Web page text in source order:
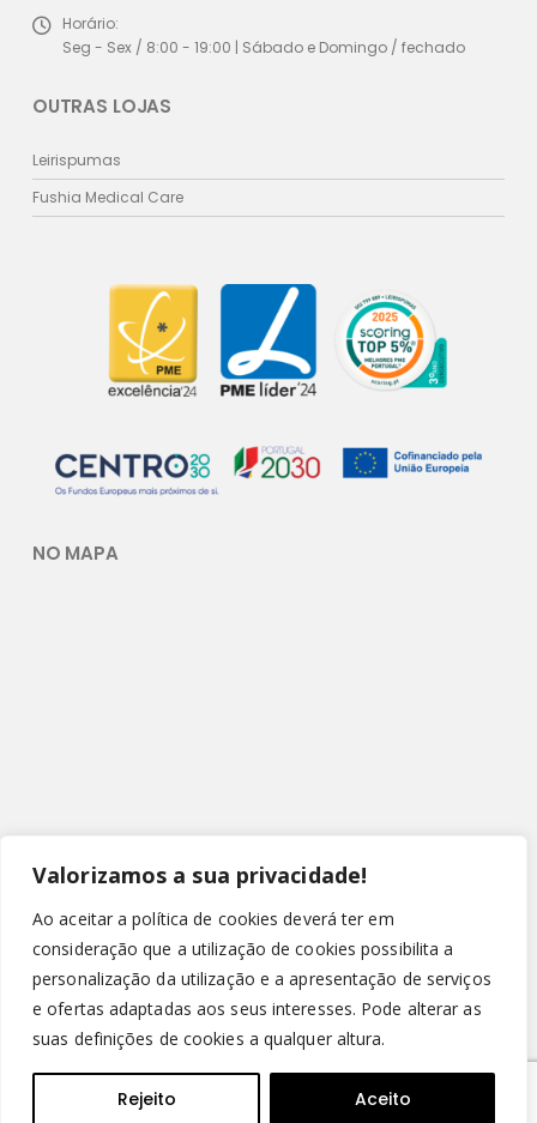
Valorizamos a sua privacidade!
Ao aceitar a política de cookies deverá ter em
consideração que a utilização de cookies possibilita a
personalização da utilização e a apresentação de serviços
e ofertas adaptadas aos seus interesses. Pode alterar as
suas definições de cookies a qualquer altura.
Rejeito Aceito
Horário:
Seg - Sex / 8:00 - 19:00 | Sábado e Domingo / fechado
OUTRAS LOJAS
Leirispumas
Fushia Medical Care
NO MAPA
© Copyright 2022 - Leirispumas Lda. Todos os direitos
reservados.